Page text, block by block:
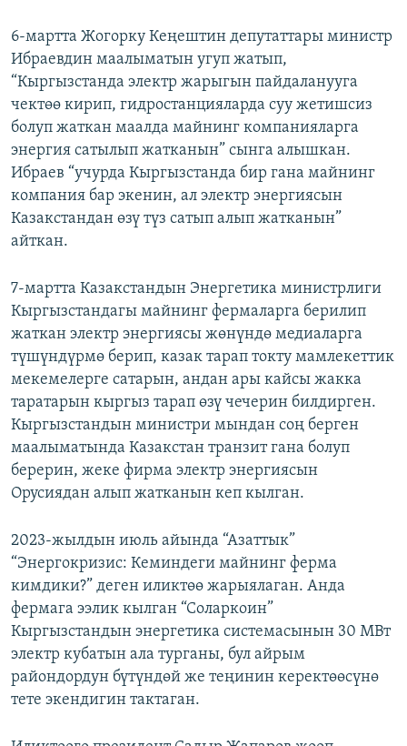
6-мартта Жогорку Кеңештин депутаттары министр
Ибраевдин маалыматын угуп жатып,
“Кыргызстанда электр жарыгын пайдаланууга
чектөө кирип, гидростанцияларда суу жетишсиз
болуп жаткан маалда майнинг компанияларга
энергия сатылып жатканын” сынга алышкан.
Ибраев “учурда Кыргызстанда бир гана майнинг
компания бар экенин, ал электр энергиясын
Казакстандан өзү түз сатып алып жатканын”
айткан.
7-мартта Казакстандын Энергетика министрлиги
Кыргызстандагы майнинг фермаларга берилип
жаткан электр энергиясы жөнүндө медиаларга
түшүндүрмө берип, казак тарап токту мамлекеттик
мекемелерге сатарын, андан ары кайсы жакка
таратарын кыргыз тарап өзү чечерин билдирген.
Кыргызстандын министри мындан соң берген
маалыматында Казакстан транзит гана болуп
берерин, жеке фирма электр энергиясын
Орусиядан алып жатканын кеп кылган.
2023-жылдын июль айында “Азаттык”
“Энергокризис: Кеминдеги майнинг ферма
кимдики?” деген иликтөө жарыялаган. Анда
фермага ээлик кылган “Соларкоин”
Кыргызстандын энергетика системасынын 30 МВт
электр кубатын ала турганы, бул айрым
райондордун бүтүндөй же теңинин керектөөсүнө
тете экендигин тактаган.